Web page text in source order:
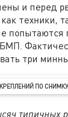
и перед
техники,
попытаются
три
ПО СНИМКУ
типичных